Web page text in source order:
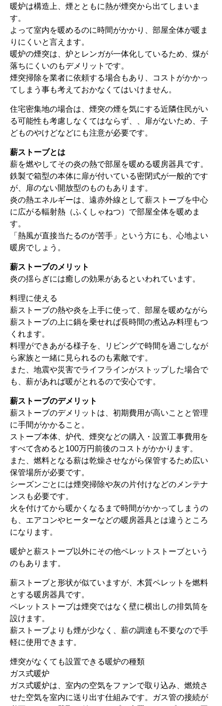
暖炉は構造上、煙とともに熱が煙突から出てしまいま
す。
よって室内を暖めるのに時間がかかり、部屋全体が暖ま
りにくいと言えます。
暖炉の煙突は、炉とレンガが一体化しているため、煤が
落ちにくいのもデメリットです。
煙突掃除を業者に依頼する場合もあり、コストがかかっ
てしまう事も考えておかなくてはいけません。
住宅密集地の場合は、煙突の煙を気にする近隣住民がい
る可能性も考慮しなくてはならず、、扉がないため、子
どものやけどなどにも注意が必要です。
薪ストーブとは
薪を燃やしてその炎の熱で部屋を暖める暖房器具です。
鉄製で箱型の本体に扉が付いている密閉式が一般的です
が、扉のない開放型のものもあります。
炎の熱エネルギーは、遠赤外線として薪ストーブを中心
に広がる輻射熱（ふくしゃねつ）で部屋全体を暖めま
す。
「熱風が直接当たるのが苦手」という方にも、心地よい
暖房でしょう。
薪ストーブのメリット
炎の揺らぎには癒しの効果があるといわれています。
料理に使える
薪ストーブの熱や炎を上手に使って、部屋を暖めながら
薪ストーブの上に鍋を乗せれば長時間の煮込み料理もつ
くれます。
料理ができあがる様子を、リビングで時間を過ごしなが
ら家族と一緒に見られるのも素敵です。
また、地震や災害でライフラインがストップした場合で
も、薪があれば暖がとれるので安心です。
薪ストーブのデメリット
薪ストーブのデメリットは、初期費用が高いことと管理
に手間がかかること。
ストーブ本体、炉代、煙突などの購入・設置工事費用を
すべて含めると100万円前後のコストがかかります。
また、燃料となる薪は乾燥させながら保管するため広い
保管場所が必要です。
シーズンごとには煙突掃除や灰の片付けなどのメンテナ
ンスも必要です。
火を付けてから暖かくなるまで時間がかかってしまうの
も、エアコンやヒーターなどの暖房器具とは違うところ
になります。
暖炉と薪ストーブ以外にその他ペレットストーブという
のもあります。
薪ストーブと形状が似ていますが、木質ペレットを燃料
とする暖房器具です。
ペレットストーブは煙突ではなく壁に横出しの排気筒を
設けます。
薪ストーブよりも煙が少なく、薪の調達も不要なので手
軽に使用できます。
煙突がなくても設置できる暖炉の種類
ガス式暖炉
ガス式暖炉は、室内の空気をファンで取り込み、燃焼さ
せた空気を室内に送り出す仕組みです。ガス管の接続が